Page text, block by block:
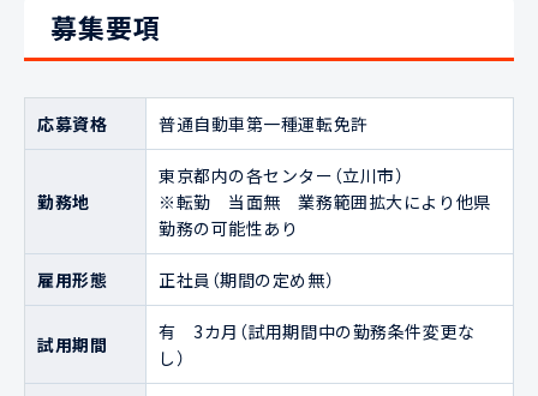
募集要項
応募資格 普通自動車第一種運転免許
勤務地
東京都内の各センター（立川市）
※転勤　当面無　業務範囲拡大により他県
勤務の可能性あり
雇用形態 正社員（期間の定め無）
試用期間
有　3カ月（試用期間中の勤務条件変更な
し）